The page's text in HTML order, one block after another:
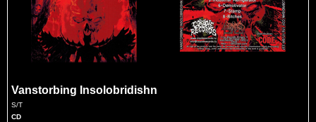
Vanstorbing Insolobridishn
S/T
CD